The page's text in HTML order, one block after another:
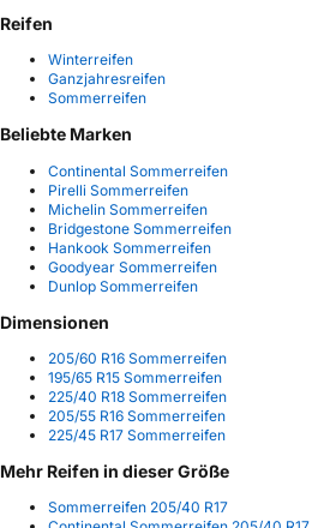
Reifen
Winterreifen
Ganzjahresreifen
Sommerreifen
Beliebte Marken
Continental Sommerreifen
Pirelli Sommerreifen
Michelin Sommerreifen
Bridgestone Sommerreifen
Hankook Sommerreifen
Goodyear Sommerreifen
Dunlop Sommerreifen
Dimensionen
205/60 R16 Sommerreifen
195/65 R15 Sommerreifen
225/40 R18 Sommerreifen
205/55 R16 Sommerreifen
225/45 R17 Sommerreifen
Mehr Reifen in dieser Größe
Sommerreifen 205/40 R17